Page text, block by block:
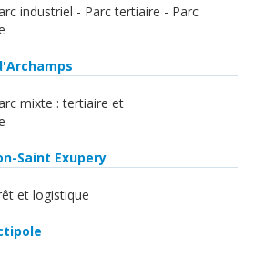
industriel - Parc tertiaire - Parc
mixte : tertiaire et
Saint Exupery
et logistique